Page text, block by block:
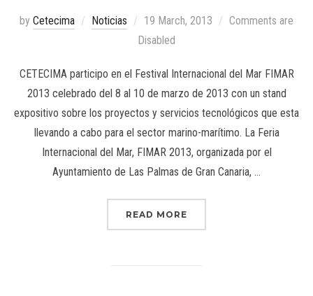
by Cetecima Noticias 19 March, 2013
Comments are
Disabled
CETECIMA participo en el Festival Internacional del Mar FIMAR
2013 celebrado del 8 al 10 de marzo de 2013 con un stand
expositivo sobre los proyectos y servicios tecnológicos que esta
llevando a cabo para el sector marino-marítimo. La Feria
Internacional del Mar, FIMAR 2013, organizada por el
Ayuntamiento de Las Palmas de Gran Canaria, …
READ MORE